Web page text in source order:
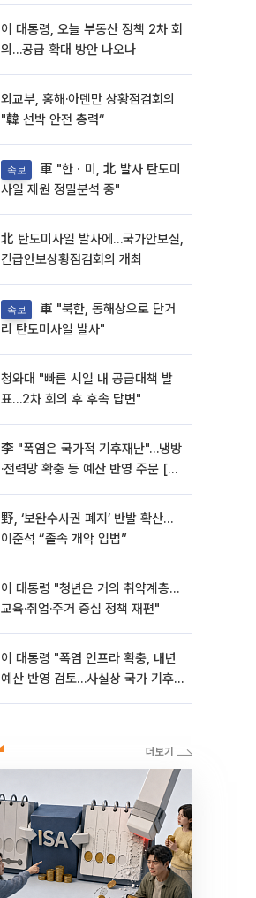
이 대통령, 오늘 부동산 정책 2차 회
의…공급 확대 방안 나오나
외교부, 홍해·아덴만 상황점검회의
"韓 선박 안전 총력“
속보
사일 제원 정밀분석 중"
北 탄도미사일 발사에…국가안보실,
긴급안보상황점검회의 개최
속보
리 탄도미사일 발사"
청와대 "빠른 시일 내 공급대책 발
표…2차 회의 후 후속 답변"
李 "폭염은 국가적 기후재난"…냉방
·전력망 확충 등 예산 반영 주문 [종
野, ‘보완수사권 폐지’ 반발 확산…
이준석 “졸속 개악 입법”
이 대통령 "청년은 거의 취약계층…
교육·취업·주거 중심 정책 재편"
이 대통령 "폭염 인프라 확충, 내년
예산 반영 검토…사실상 국가 기후